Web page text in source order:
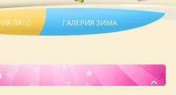
ЛЯТО ГАЛЕРИЯ ЗИМА